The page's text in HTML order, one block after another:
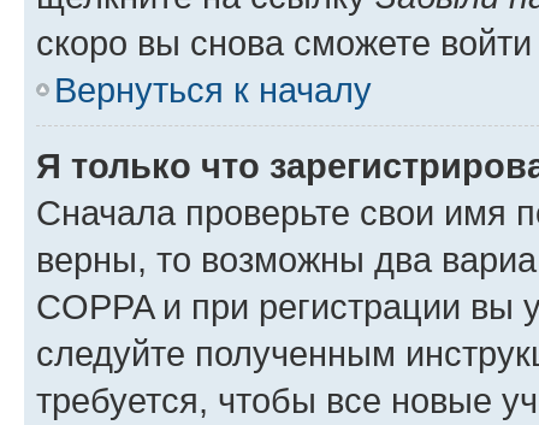
скоро вы снова сможете
Вернуться к началу
Я только что
Сначала проверьте свои имя
верны, то возможны два
COPPA и при регистрации вы
следуйте полученным
требуется, чтобы все новые